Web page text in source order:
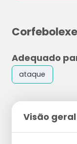
Adequado
ataque
Visão geral